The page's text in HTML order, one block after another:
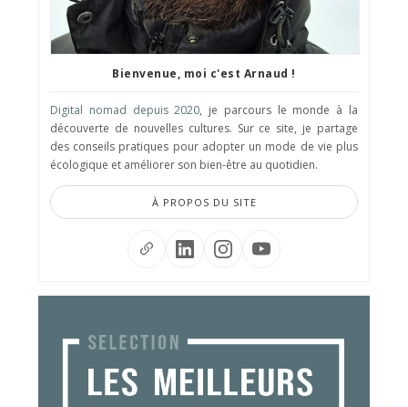
Bienvenue, moi c'est Arnaud !
Digital nomad depuis 2020, je parcours le monde à la
découverte de nouvelles cultures. Sur ce site, je partage
des conseils pratiques pour adopter un mode de vie plus
écologique et améliorer son bien-être au quotidien.
À PROPOS DU SITE